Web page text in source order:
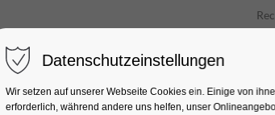
Unterkünfte
Datenschutzeinstellungen
Wir setzen auf unserer Webseite Cookies ein. Einige von
erforderlich, während andere uns helfen, unser